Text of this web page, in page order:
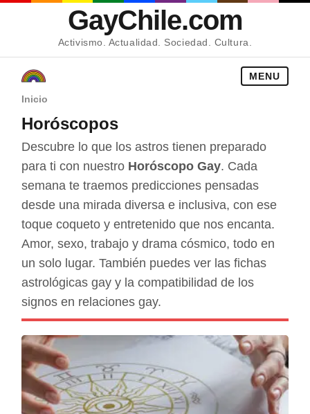
GayChile.com
Activismo. Actualidad. Sociedad. Cultura.
MENU
Inicio
Horóscopos
Descubre lo que los astros tienen preparado
para ti con nuestro Horóscopo Gay. Cada
semana te traemos predicciones pensadas
desde una mirada diversa e inclusiva, con ese
toque coqueto y entretenido que nos encanta.
Amor, sexo, trabajo y drama cósmico, todo en
un solo lugar. También puedes ver lasfichas
astrológicas gay y lacompatibilidad de los
signos en relaciones gay.